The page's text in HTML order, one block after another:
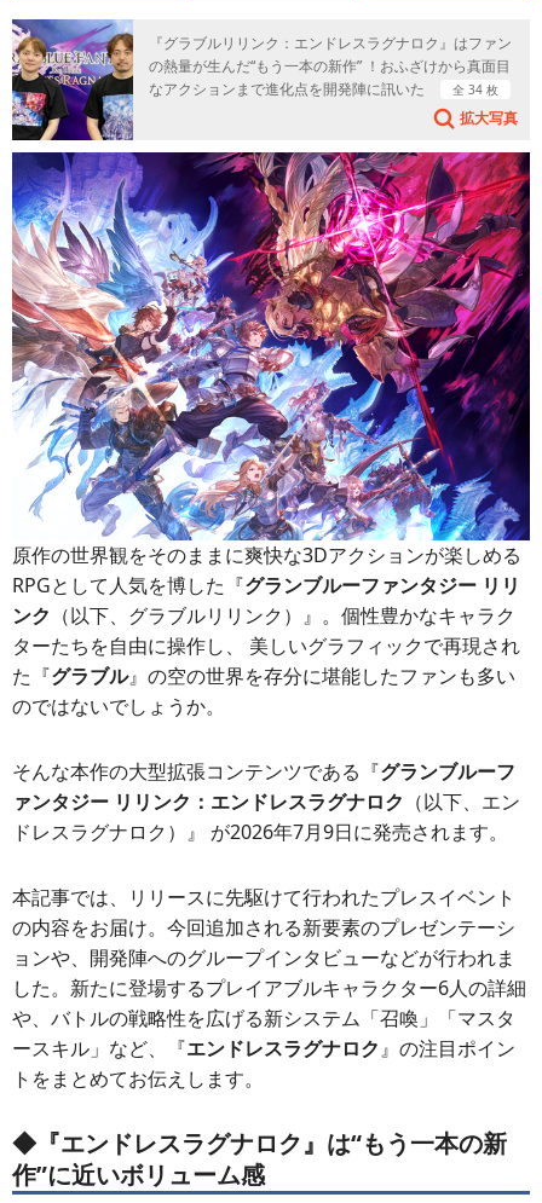
『グラブルリリンク：エンドレスラグナロク』はファン
の熱量が生んだ“もう一本の新作” ！おふざけから真面目
なアクションまで進化点を開発陣に訊いた
全 34 枚
拡大写真
原作の世界観をそのままに爽快な3Dアクションが楽しめる
RPGとして人気を博した『グランブルーファンタジー リリ
ンク （以下、グラブルリリンク）』。個性豊かなキャラク
ターたちを自由に操作し、 美しいグラフィックで再現され
た『グラブル』の空の世界を存分に堪能したファンも多い
のではないでしょうか。
そんな本作の大型拡張コンテンツである『グランブルーフ
ァンタジー リリンク：エンドレスラグナロク （以下、エン
ドレスラグナロク）』 が2026年7月9日に発売されます。
本記事では、リリースに先駆けて行われたプレスイベント
の内容をお届け。今回追加される新要素のプレゼンテーシ
ョンや、開発陣へのグループインタビューなどが行われま
した。新たに登場するプレイアブルキャラクター6人の詳細
や、バトルの戦略性を広げる新システム「召喚」「マスタ
ースキル」など、『エンドレスラグナロク』の注目ポイン
トをまとめてお伝えします。
◆『エンドレスラグナロク』は“もう一本の新
作”に近いボリューム感